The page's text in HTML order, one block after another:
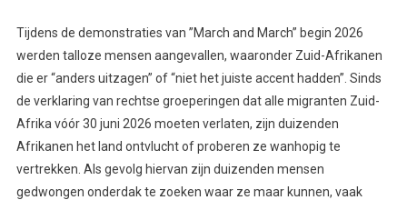
Tijdens de demonstraties van ”March and March” begin 2026
werden talloze mensen aangevallen, waaronder Zuid-Afrikanen
die er “anders uitzagen” of “niet het juiste accent hadden”. Sinds
de verklaring van rechtse groeperingen dat alle migranten Zuid-
Afrika vóór 30 juni 2026 moeten verlaten, zijn duizenden
Afrikanen het land ontvlucht of proberen ze wanhopig te
vertrekken. Als gevolg hiervan zijn duizenden mensen
gedwongen onderdak te zoeken waar ze maar kunnen, vaak